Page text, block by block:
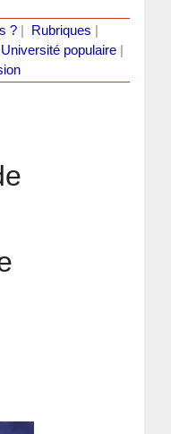
?| Rubriques
populaire